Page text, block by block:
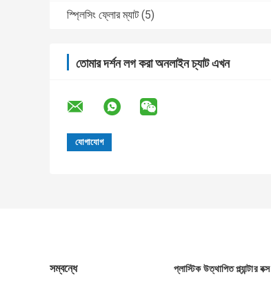
স্প্লিসিং ফ্লোর ম্যাট (5)
তোমার দর্শন লগ করা অনলাইন চ্যাট এখন
সম্বন্ধে প্লাস্টিক উত্থাপিত প্ল্যান্টার বক্স